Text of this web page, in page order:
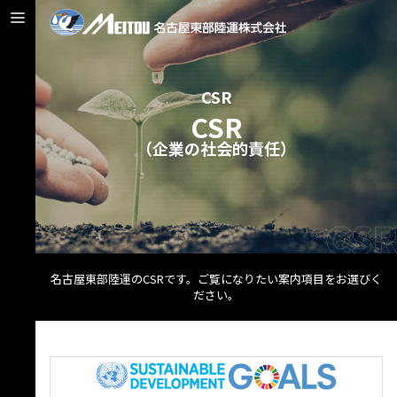
CSR
CSR
（企業の社会的責任）
名古屋東部陸運のCSRです。ご覧になりたい案内項目をお選びく
ださい。